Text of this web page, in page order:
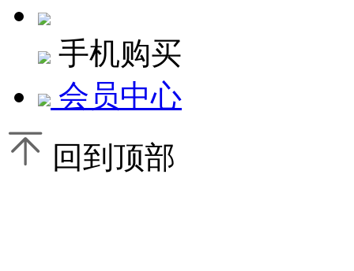
手机购买
会员中心
回到顶部